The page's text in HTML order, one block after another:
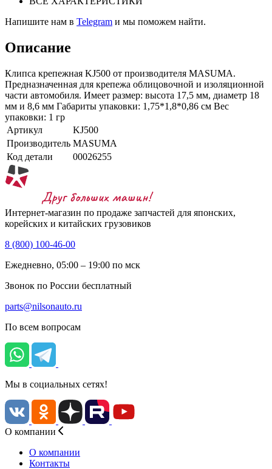
Напишите нам в Telegram и мы поможем найти.
Описание
Клипса крепежная KJ500 от производителя MASUMA.
Предназначенная для крепежа облицовочной и изоляционной
части автомобиля. Имеет размер: высота 17,5 мм, диаметр 18
мм и 8,6 мм Габариты упаковки: 1,75*1,8*0,86 см Вес
упаковки: 1 гр
Артикул
KJ500
Производитель MASUMA
Код детали
00026255
Интернет-магазин по продаже запчастей для японских,
корейских и китайских грузовиков
8 (800) 100-46-00
Ежедневно, 05:00 – 19:00 по мск
Звонок по России бесплатный
parts@nilsonauto.ru
По всем вопросам
Мы в социальных сетях!
О компании
О компании
Контакты